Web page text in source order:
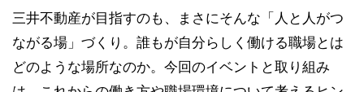
三井不動産が目指すのも、まさにそんな「人と人がつ
ながる場」づくり。誰もが自分らしく働ける職場とは
どのような場所なのか。今回のイベントと取り組み